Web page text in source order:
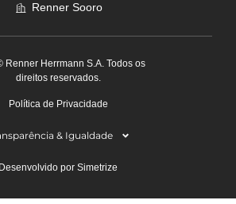
Renner Sooro
Renner Herrmann S.A. Todos os
direitos reservados.
Política de Privacidade
& Igualdade
Desenvolvido por Simetrize